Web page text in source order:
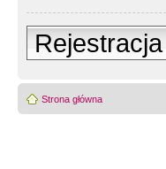
Rejestracja
Strona główna